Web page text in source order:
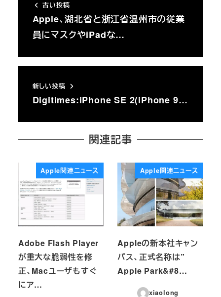
古い投稿
Apple、湖北省と浙江省温州市の従業
員にマスクやiPadな…
新しい投稿
Digitimes:iPhone SE 2(iPhone 9…
関連記事
Apple関連ニュース
Adobe Flash Player
が重大な脆弱性を修
正、Macユーザもすぐ
にア…
Apple関連ニュース
Appleの新本社キャン
パス、正式名称は”
Apple Park&#8…
xiaolong